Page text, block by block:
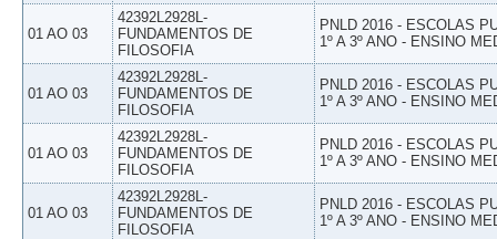
01 AO 03
42392L2928L-
FUNDAMENTOS DE
FILOSOFIA
PNLD 2016 - ESCOLAS
1º A 3º ANO - ENSINO
01 AO 03
42392L2928L-
FUNDAMENTOS DE
FILOSOFIA
PNLD 2016 - ESCOLAS
1º A 3º ANO - ENSINO
01 AO 03
42392L2928L-
FUNDAMENTOS DE
FILOSOFIA
PNLD 2016 - ESCOLAS
1º A 3º ANO - ENSINO
01 AO 03
42392L2928L-
FUNDAMENTOS DE
FILOSOFIA
PNLD 2016 - ESCOLAS
1º A 3º ANO - ENSINO